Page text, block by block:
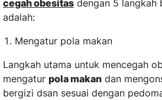
cegah obesitas dengan 5 langkah
adalah:
Mengatur pola makan
Langkah utama untuk mencegah
mengatur pola makan dan
bergizi dsan sesuai dengan